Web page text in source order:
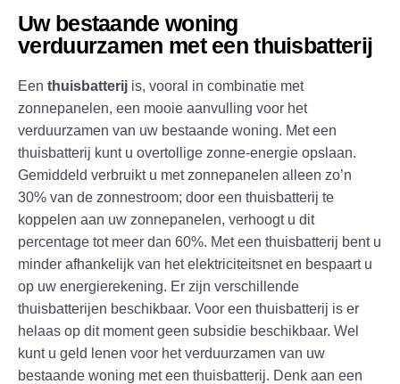
Uw bestaande woning
verduurzamen met een thuisbatterij
Een thuisbatterij is, vooral in combinatie met
zonnepanelen, een mooie aanvulling voor het
verduurzamen van uw bestaande woning. Met een
thuisbatterij kunt u overtollige zonne-energie opslaan.
Gemiddeld verbruikt u met zonnepanelen alleen zo’n
30% van de zonnestroom; door een thuisbatterij te
koppelen aan uw zonnepanelen, verhoogt u dit
percentage tot meer dan 60%. Met een thuisbatterij bent u
minder afhankelijk van het elektriciteitsnet en bespaart u
op uw energierekening. Er zijn verschillende
thuisbatterijen beschikbaar. Voor een thuisbatterij is er
helaas op dit moment geen subsidie beschikbaar. Wel
kunt u geld lenen voor het verduurzamen van uw
bestaande woning met een thuisbatterij. Denk aan een